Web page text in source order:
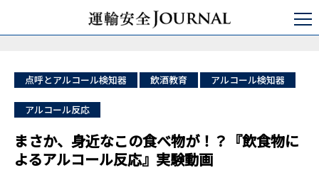
日本の運輸安全
バス/タクシー/トラック
まさか、身近なこの食べ物が！？『飲食物によるアルコール反応』実験動画
点呼とアルコール検知器 飲酒教育 アルコール検知器
アルコール反応
まさか、身近なこの食べ物が！？『飲食物に
よるアルコール反応』実験動画